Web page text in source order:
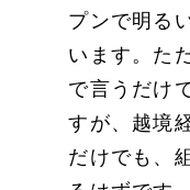
プンで明る
います。た
で言うだけ
すが、越境
だけでも、